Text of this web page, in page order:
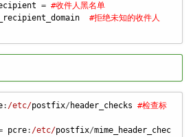
= #收件人黑名单
#拒绝未知的收件人
: /etc/postfix/ header_checks #检查标
pcre: /etc/postfix/mime_header_chec